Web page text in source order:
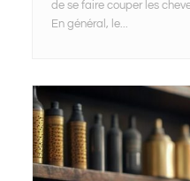
de se faire couper les
En général, le...